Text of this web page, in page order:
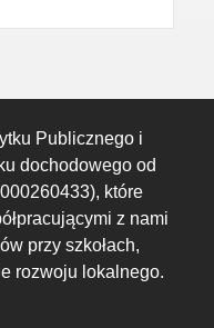
Publicznego i
dochodowego od
które
z nami
przy szkołach,
rozwoju lokalnego.